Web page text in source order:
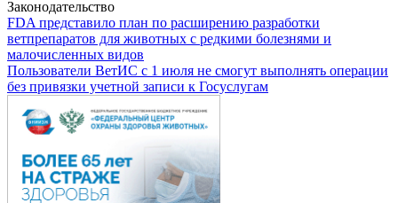
Законодательство
FDA представило план по расширению разработки
ветпрепаратов для животных с редкими болезнями и
малочисленных видов
Пользователи ВетИС с 1 июля не смогут выполнять операции
без привязки учетной записи к Госуслугам